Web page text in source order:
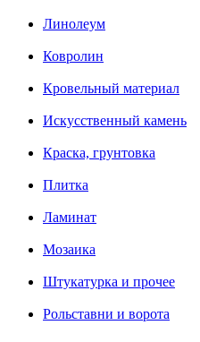
Линолеум
Ковролин
Кровельный материал
Искусственный камень
Краска, грунтовка
Плитка
Ламинат
Мозаика
Штукатурка и прочее
Рольставни и ворота